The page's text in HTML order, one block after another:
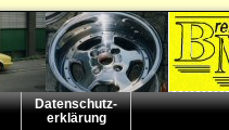
Datenschutz-
erklärung